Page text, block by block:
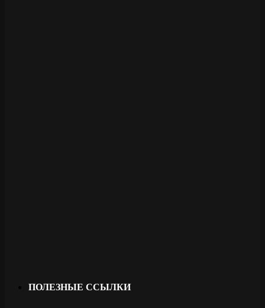
ПОЛЕЗНЫЕ ССЫЛКИ